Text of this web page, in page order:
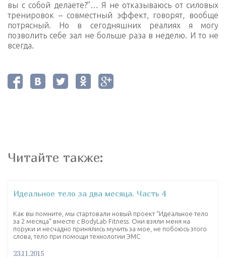
вы с собой делаете?”… Я не отказываюсь от силовых
тренировок – совместный эффект, говорят, вообще
потрясный. Но в сегодняшних реалиях я могу
позволить себе зал не больше раза в неделю. И то не
всегда.
Читайте также:
Идеальное тело за два месяца. Часть 4
Как вы помните, мы стартовали новый проект “Идеальное тело
за 2 месяца” вместе с BodyLab Fitness. Они взяли меня на
поруки и несчадно принялись мучить за мое, не побоюсь этого
слова, тело при помощи технологии ЭМС.
23.11.2015